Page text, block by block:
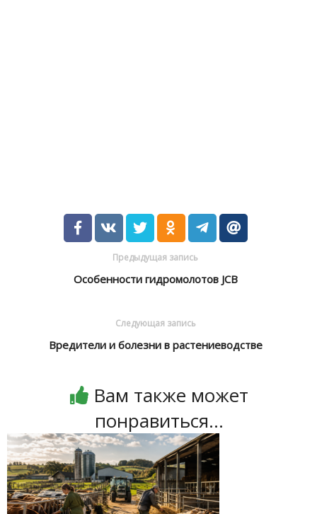
Предыдущая запись
Особенности гидромолотов JCB
Следующая запись
Вредители и болезни в растениеводстве
Вам также может
понравиться...